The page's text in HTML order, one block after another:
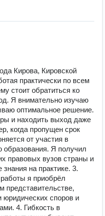
Кирова, Кировской
практически по всем
стоит обратиться ко
Я внимательно изучаю
оптимальное решение.
и находить выход даже
когда пропущен срок
от участия в
образования. Я получил
правовых вузов страны и
на практике. 3.
я приобрёл
представительстве,
юридических споров и
4. Гибкость в